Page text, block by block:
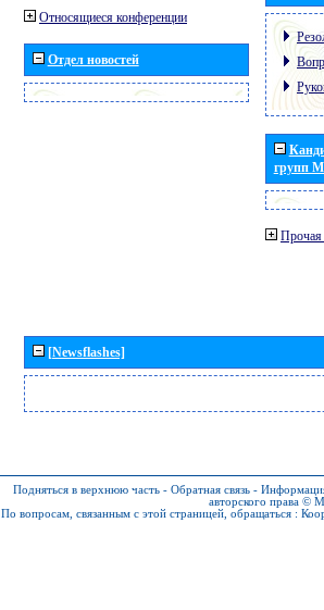
Относящиеся конференции
Отдел новостей
групп
[Newsflashes]
Подняться в верхнюю часть - Обратная связь -
авторского права ©
По вопросам, связанным с этой страницей, обращаться :